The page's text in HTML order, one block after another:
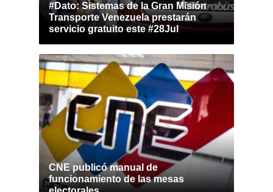
#Dato: Sistemas de la Gran Misión
Transporte Venezuela prestarán
servicio gratuito este #28Jul
CNE publicó manual de
funcionamiento de las mesas